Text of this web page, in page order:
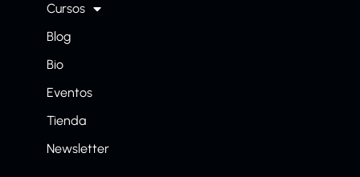
Cursos
Blog
Bio
Eventos
Tienda
Newsletter